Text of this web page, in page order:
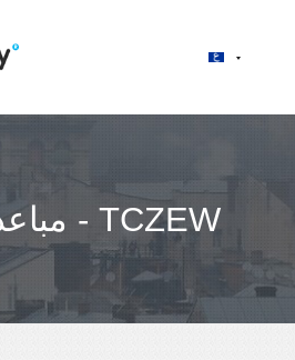
مباعدة وارسو - TCZEW